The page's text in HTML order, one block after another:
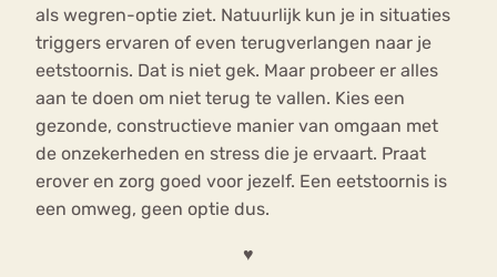
als wegren-optie ziet. Natuurlijk kun je in situaties
triggers ervaren of even terugverlangen naar je
eetstoornis. Dat is niet gek. Maar probeer er alles
aan te doen om niet terug te vallen. Kies een
gezonde, constructieve manier van omgaan met
de onzekerheden en stress die je ervaart. Praat
erover en zorg goed voor jezelf. Een eetstoornis is
een omweg, geen optie dus.
♥